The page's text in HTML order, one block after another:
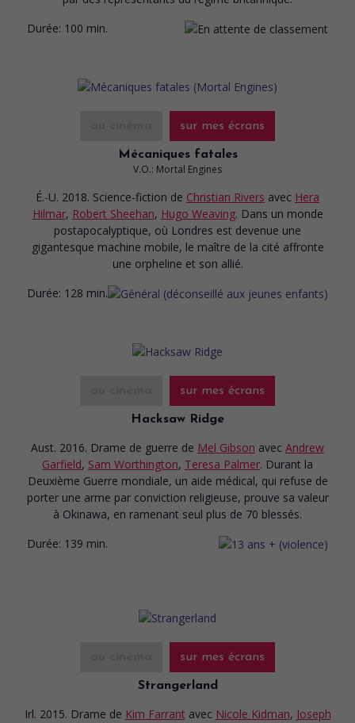
Durée: 100 min.
sur mes écrans
Mécaniques fatales
V.O.: Mortal Engines
É.-U. 2018. Science-fiction de Christian Rivers avec Hera
Hilmar, Robert Sheehan, Hugo Weaving. Dans un monde
postapocalyptique, où Londres est devenue une
gigantesque machine mobile, le maître de la cité affronte
une orpheline et son allié.
Durée: 128 min.
sur mes écrans
Hacksaw Ridge
Aust. 2016. Drame de guerre de Mel Gibson avec Andrew
Garfield, Sam Worthington, Teresa Palmer. Durant la
Deuxième Guerre mondiale, un aide médical, qui refuse de
porter une arme par conviction religieuse, prouve sa valeur
à Okinawa, en ramenant seul plus de 70 blessés.
Durée: 139 min.
sur mes écrans
Strangerland
Irl. 2015. Drame de Kim Farrant avec Nicole Kidman, Joseph